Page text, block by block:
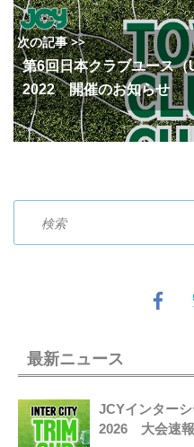
次の記事 >>
第6回日本クラブユース
2022 開催のお知らせ
最新ニュース
JCYインターシ
2026 大会速